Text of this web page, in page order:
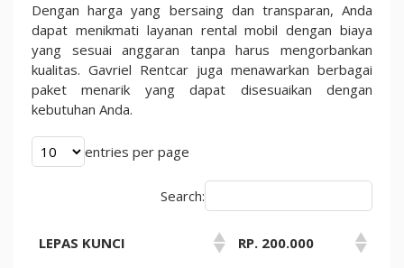
Dengan harga yang bersaing dan transparan, Anda
dapat menikmati layanan rental mobil dengan biaya
yang sesuai anggaran tanpa harus mengorbankan
kualitas. Gavriel Rentcar juga menawarkan berbagai
paket menarik yang dapat disesuaikan dengan
kebutuhan Anda.
entries per page
Search:
LEPAS KUNCI
RP. 200.000